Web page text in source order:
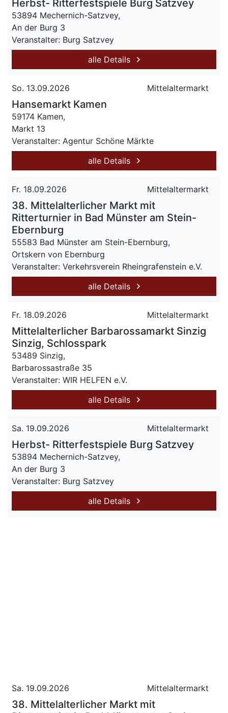
Herbst- Ritterfestspiele Burg Satzvey
53894 Mechernich-Satzvey,
An der Burg 3
Veranstalter: Burg Satzvey
alle Details
So. 13.09.2026 Mittelaltermarkt
Hansemarkt Kamen
59174 Kamen,
Markt 13
Veranstalter: Agentur Schöne Märkte
alle Details
Fr. 18.09.2026 Mittelaltermarkt
38. Mittelalterlicher Markt mit
Ritterturnier in Bad Münster am Stein-
Ebernburg
55583 Bad Münster am Stein-Ebernburg,
Ortskern von Ebernburg
Veranstalter: Verkehrsverein Rheingrafenstein e.V.
alle Details
Fr. 18.09.2026 Mittelaltermarkt
Mittelalterlicher Barbarossamarkt Sinzig
Sinzig, Schlosspark
53489 Sinzig,
Barbarossastraße 35
Veranstalter: WIR HELFEN e.V.
alle Details
Sa. 19.09.2026 Mittelaltermarkt
Herbst- Ritterfestspiele Burg Satzvey
53894 Mechernich-Satzvey,
An der Burg 3
Veranstalter: Burg Satzvey
alle Details
Sa. 19.09.2026 Mittelaltermarkt
38. Mittelalterlicher Markt mit